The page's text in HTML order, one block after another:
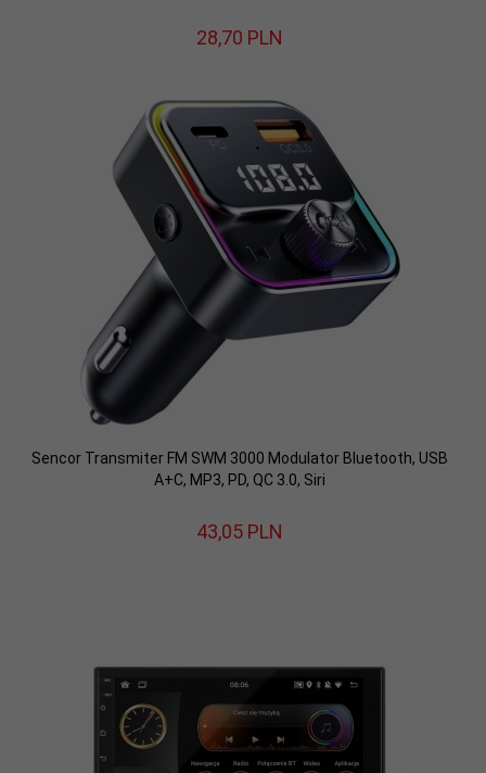
28,70 PLN
Sencor Transmiter FM SWM 3000 Modulator Bluetooth, USB
A+C, MP3, PD, QC 3.0, Siri
43,05 PLN